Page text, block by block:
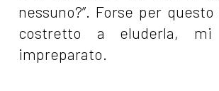
nessuno?”. Forse per
costretto a eluderla,
impreparato.